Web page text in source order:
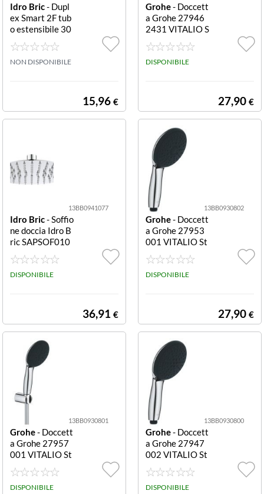
Idro Bric- Dupl
ex Smart 2F tub
o estensibile 30
-150 cm Doccet
ta Idro Bric BLI
DUP0074CR D
stensibile 30-15
NON DISPONIBILE
15,96 €
Grohe- Doccett
a Grohe 27946
2431 VITALIO S
tart 110 2F Ner
o opaco Start 11
0 2F
DISPONIBILE
27,90 €
13BB0941077
Idro Bric- Soffio
ne doccia Idro B
ric SAPSOF010
3AC Meteora 1
F snodabile Cro
mo Meteora 1F
DISPONIBILE
36,91 €
13BB0930802
Grohe- Doccett
a Grohe 27953
001 VITALIO St
art 110 3F Cro
mo lucido Start
110 3F
DISPONIBILE
27,90 €
13BB0930801
Grohe- Doccett
a Grohe 27957
001 VITALIO St
art 110 3F Cro
mo lucido Start
110 3F
DISPONIBILE
13BB0930800
Grohe- Doccett
a Grohe 27947
002 VITALIO St
art 110 2F Cro
mo lucido Start
110 2F
DISPONIBILE